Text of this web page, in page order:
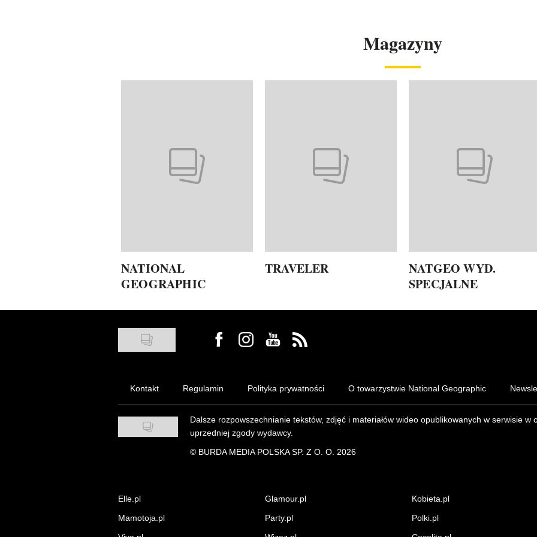
Magazyny
NATIONAL
GEOGRAPHIC
TRAVELER
NATGEO WYD.
SPECJALNE
Visit us on Facebook
Visit us on Instagram
Visit us on Youtube
Visit us on Rss
Kontakt Regulamin Polityka prywatności O towarzystwie National Geographic
Dalsze rozpowszechnianie tekstów, zdjęć i materiałów wideo opublikowanych w serwisie w
uprzedniej zgody wydawcy.
© BURDA MEDIA POLSKA SP. Z O. O. 2026
Elle.pl Glamour.pl Kobieta.pl
Mamotoja.pl
Party.pl Polki.pl